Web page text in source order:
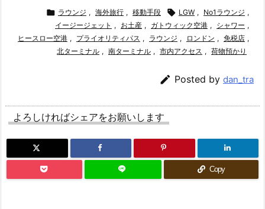
 ラウンジ , 海外旅行 , 移動手段  LGW , No1ラウンジ ,
イージージェット , お土産 , ガトウィック空港 , シャワー ,
ヒースロー空港 , プライオリティパス , ラウンジ , ロンドン , 免税店 ,
北ターミナル , 南ターミナル , 市内アクセス , 荷物預かり
 Posted by dan_tra
よろしければシェアをお願いします
Copy